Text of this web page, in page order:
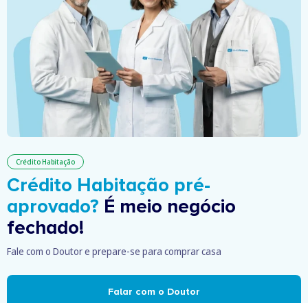
Crédito Habitação
Crédito Habitação pré-
aprovado? É meio negócio
fechado!
Fale com o Doutor e prepare-se para comprar casa
Falar com o Doutor